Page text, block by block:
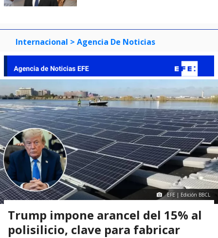
Internacional > Agencia De Noticias
EFE | Edición BBCL
Trump impone arancel del 15% al
polisilicio, clave para fabricar